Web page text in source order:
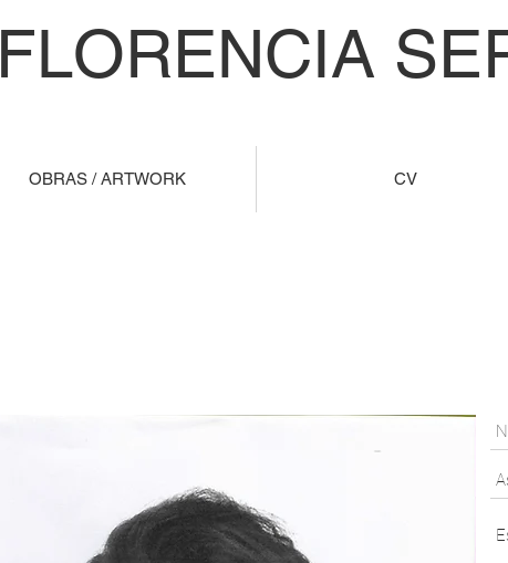
FLORENCIA
OBRAS / ARTWORK CV